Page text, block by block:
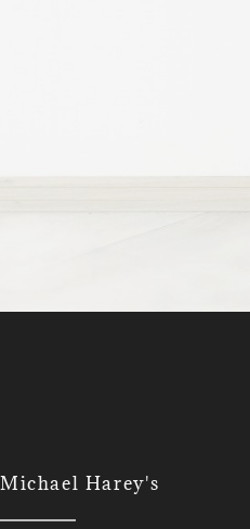
Michael Harey's